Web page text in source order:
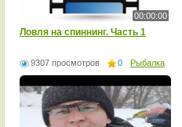
00:00:00
Ловля на спиннинг. Часть 1
9307 просмотров 0 Рыбалка